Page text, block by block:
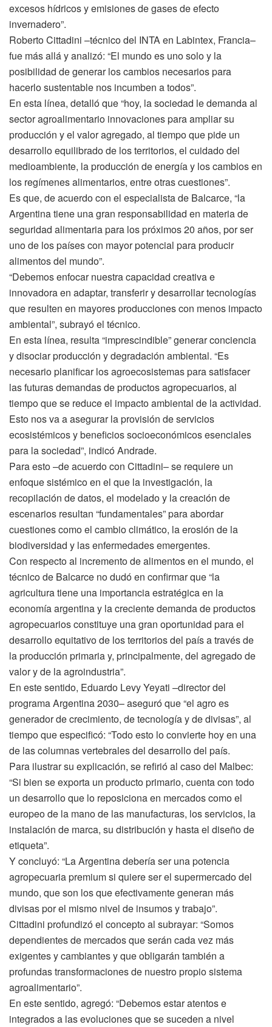
excesos hídricos y emisiones de gases de efecto
invernadero”.
Roberto Cittadini –técnico del INTA en Labintex, Francia–
fue más allá y analizó: “El mundo es uno solo y la
posibilidad de generar los cambios necesarios para
hacerlo sustentable nos incumben a todos”.
En esta línea, detalló que “hoy, la sociedad le demanda al
sector agroalimentario innovaciones para ampliar su
producción y el valor agregado, al tiempo que pide un
desarrollo equilibrado de los territorios, el cuidado del
medioambiente, la producción de energía y los cambios en
los regímenes alimentarios, entre otras cuestiones”.
Es que, de acuerdo con el especialista de Balcarce, “la
Argentina tiene una gran responsabilidad en materia de
seguridad alimentaria para los próximos 20 años, por ser
uno de los países con mayor potencial para producir
alimentos del mundo”.
“Debemos enfocar nuestra capacidad creativa e
innovadora en adaptar, transferir y desarrollar tecnologías
que resulten en mayores producciones con menos impacto
ambiental”, subrayó el técnico.
En esta línea, resulta “imprescindible” generar conciencia
y disociar producción y degradación ambiental. “Es
necesario planificar los agroecosistemas para satisfacer
las futuras demandas de productos agropecuarios, al
tiempo que se reduce el impacto ambiental de la actividad.
Esto nos va a asegurar la provisión de servicios
ecosistémicos y beneficios socioeconómicos esenciales
para la sociedad”, indicó Andrade.
Para esto –de acuerdo con Cittadini– se requiere un
enfoque sistémico en el que la investigación, la
recopilación de datos, el modelado y la creación de
escenarios resultan “fundamentales” para abordar
cuestiones como el cambio climático, la erosión de la
biodiversidad y las enfermedades emergentes.
Con respecto al incremento de alimentos en el mundo, el
técnico de Balcarce no dudó en confirmar que “la
agricultura tiene una importancia estratégica en la
economía argentina y la creciente demanda de productos
agropecuarios constituye una gran oportunidad para el
desarrollo equitativo de los territorios del país a través de
la producción primaria y, principalmente, del agregado de
valor y de la agroindustria”.
En este sentido, Eduardo Levy Yeyati –director del
programa Argentina 2030– aseguró que “el agro es
generador de crecimiento, de tecnología y de divisas”, al
tiempo que especificó: “Todo esto lo convierte hoy en una
de las columnas vertebrales del desarrollo del país.
Para ilustrar su explicación, se refirió al caso del Malbec:
“Si bien se exporta un producto primario, cuenta con todo
un desarrollo que lo reposiciona en mercados como el
europeo de la mano de las manufacturas, los servicios, la
instalación de marca, su distribución y hasta el diseño de
etiqueta”.
Y concluyó: “La Argentina debería ser una potencia
agropecuaria premium si quiere ser el supermercado del
mundo, que son los que efectivamente generan más
divisas por el mismo nivel de insumos y trabajo”.
Cittadini profundizó el concepto al subrayar: “Somos
dependientes de mercados que serán cada vez más
exigentes y cambiantes y que obligarán también a
profundas transformaciones de nuestro propio sistema
agroalimentario”.
En este sentido, agregó: “Debemos estar atentos e
integrados a las evoluciones que se suceden a nivel